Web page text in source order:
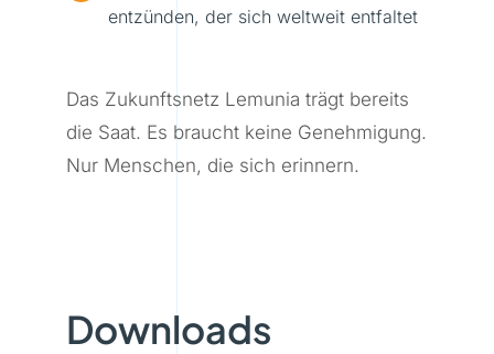
entzünden, der sich weltweit entfaltet
Das Zukunftsnetz Lemunia trägt bereits
die Saat. Es braucht keine Genehmigung.
Nur Menschen, die sich erinnern.
Downloads